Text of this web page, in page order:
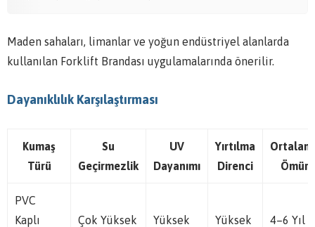
Maden sahaları, limanlar ve yoğun endüstriyel alanlarda
kullanılan Forklift Brandası uygulamalarında önerilir.
Dayanıklılık Karşılaştırması
Kumaş
Türü
Su
Geçirmezlik
UV
Dayanımı
Yırtılma
Direnci
Ömür
PVC
Kaplı
Çok Yüksek Yüksek Yüksek 4–6 Yıl